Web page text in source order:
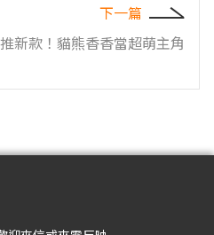
下一篇
新款！貓熊香香當超萌主角